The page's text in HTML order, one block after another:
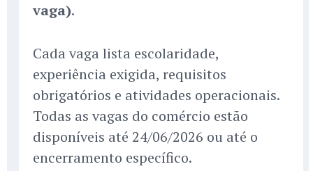
vaga).
Cada vaga lista escolaridade,
experiência exigida, requisitos
obrigatórios e atividades operacionais.
Todas as vagas do comércio estão
disponíveis até 24/06/2026 ou até o
encerramento específico.